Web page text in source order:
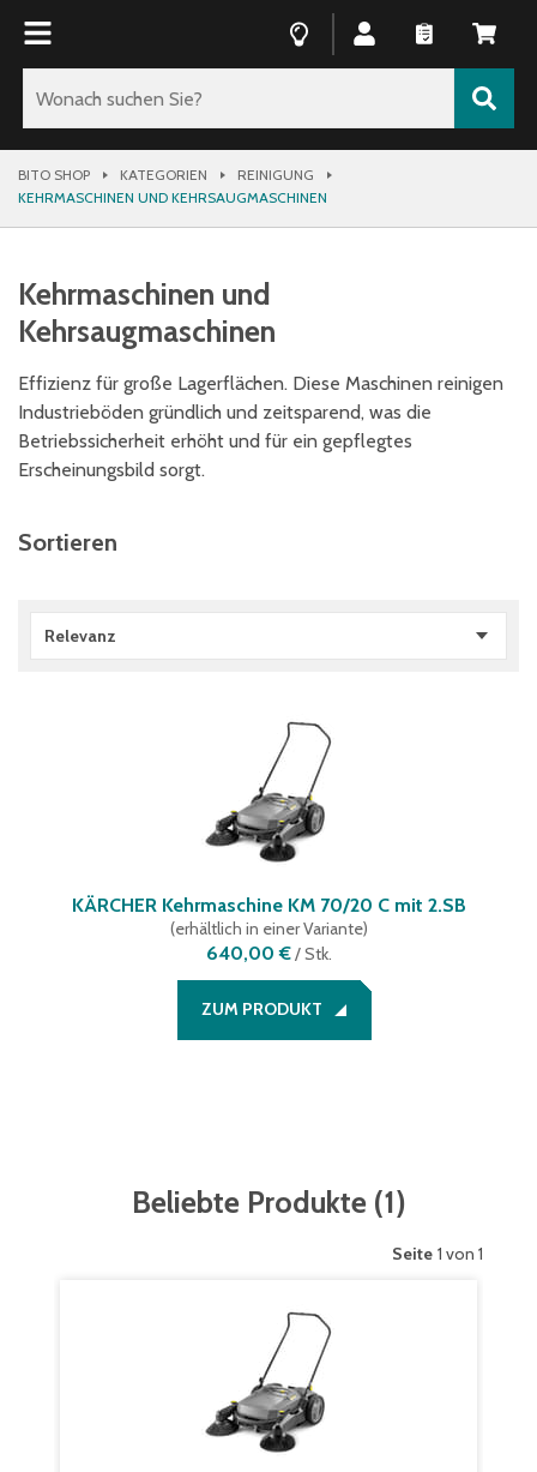
BITO SHOP KATEGORIEN
REINIGUNG
KEHRMASCHINEN UND KEHRSAUGMASCHINEN
Kehrmaschinen und
Kehrsaugmaschinen
Effizienz für große Lagerflächen. Diese Maschinen reinigen
Industrieböden gründlich und zeitsparend, was die
Betriebssicherheit erhöht und für ein gepflegtes
Erscheinungsbild sorgt.
Sortieren
Relevanz
KÄRCHER Kehrmaschine KM 70/20 C mit 2.SB
(erhältlich in einer Variante)
640,00 €/Stk.
ZUM PRODUKT
Beliebte Produkte (1)
Seite 1 von 1